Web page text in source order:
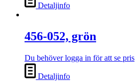
Detaljinfo
456-052, grön
Du behöver logga in för att se pris
Detaljinfo